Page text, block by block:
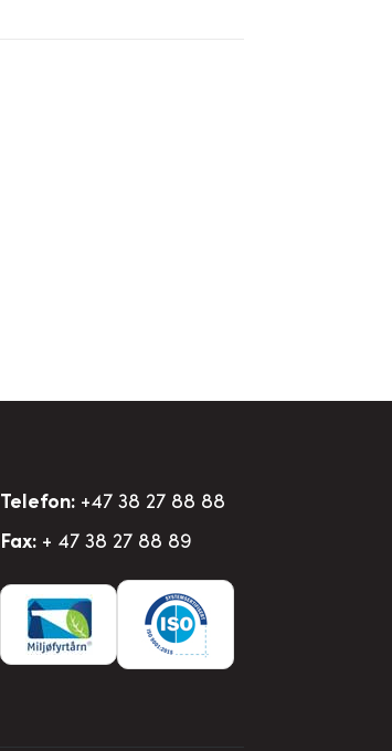
Telefon: +47 38 27 88 88
Fax: + 47 38 27 88 89